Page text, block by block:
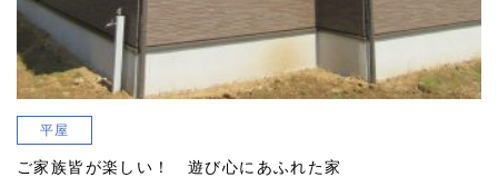
平屋
ご家族皆が楽しい！ 遊び心にあふれた家